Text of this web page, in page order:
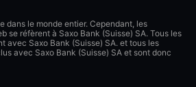
dans le monde entier. Cependant, les
se réfèrent à Saxo Bank (Suisse) SA. Tous les
avec Saxo Bank (Suisse) SA. et tous les
avec Saxo Bank (Suisse) SA et sont donc